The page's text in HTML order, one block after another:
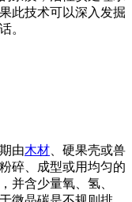
此技术可以深入发掘
。
由木材 、硬果壳或兽
碎、成型或用均匀的
并含少量氧、氢、